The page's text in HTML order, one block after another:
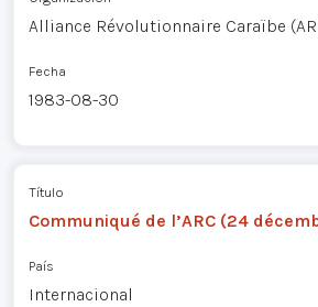
Alliance Révolutionnaire Caraïbe
Fecha
1983-08-30
Título
Communiqué de l’ARC (24
País
Internacional